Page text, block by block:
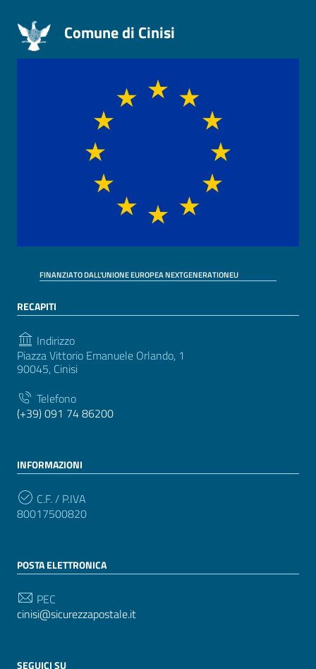
Comune di Cinisi
FINANZIATO DALL'UNIONE EUROPEA NEXTGENERATIONEU
RECAPITI
Indirizzo
Piazza Vittorio Emanuele Orlando, 1
90045, Cinisi
Telefono
(+39) 091 74 86200
INFORMAZIONI
C.F. / P.IVA
80017500820
POSTA ELETTRONICA
PEC
cinisi@sicurezzapostale.it
SEGUICI SU